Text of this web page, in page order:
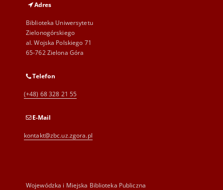
Adres
Biblioteka Uniwersytetu
Zielonogórskiego
al. Wojska Polskiego 71
65-762 Zielona Góra
Telefon
(+48) 68 328 21 55
E-Mail
kontakt@zbc.uz.zgora.pl
Wojewódzka i Miejska Biblioteka Publiczna